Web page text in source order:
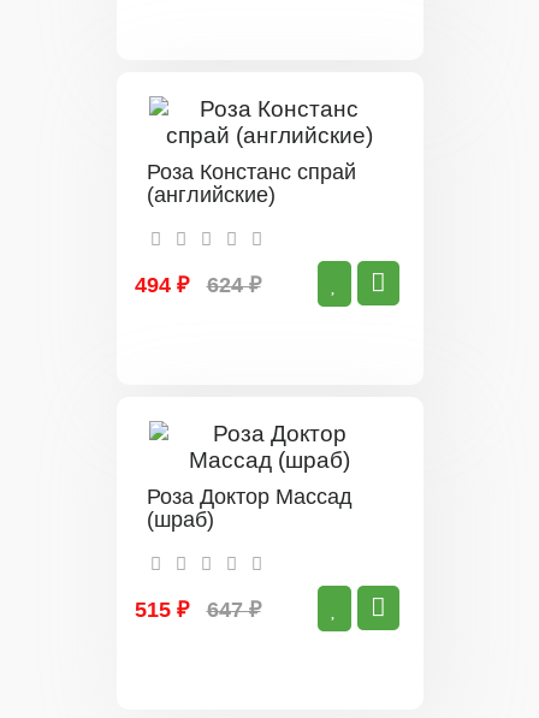
Роза Констанс спрай
(английские)
494 ₽ 624 ₽
Роза Доктор Массад
(шраб)
515 ₽ 647 ₽